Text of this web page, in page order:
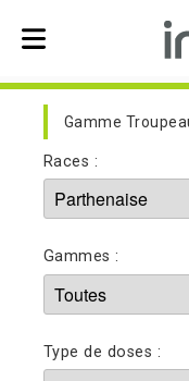
Skip to main navigation
Races :
Gammes :
Type de doses :